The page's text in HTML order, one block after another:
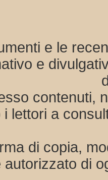
e le
e
contenuti,
lettori a
di copia,
di